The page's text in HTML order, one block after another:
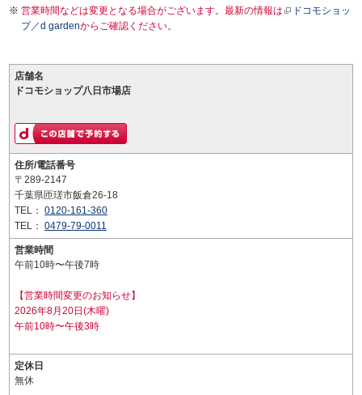
営業時間などは変更となる場合がございます。最新の情報は
ドコモショッ
プ／d gardenからご確認ください。
店舗名
ドコモショップ八日市場店
住所/電話番号
〒289-2147
千葉県匝瑳市飯倉26-18
TEL： 0120-161-360
TEL： 0479-79-0011
営業時間
午前10時〜午後7時
【営業時間変更のお知らせ】
2026年8月20日(木曜)
午前10時〜午後3時
定休日
無休